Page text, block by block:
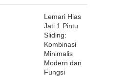
Lemari Hias
Jati 1 Pintu
Sliding:
Kombinasi
Minimalis
Modern dan
Fungsi